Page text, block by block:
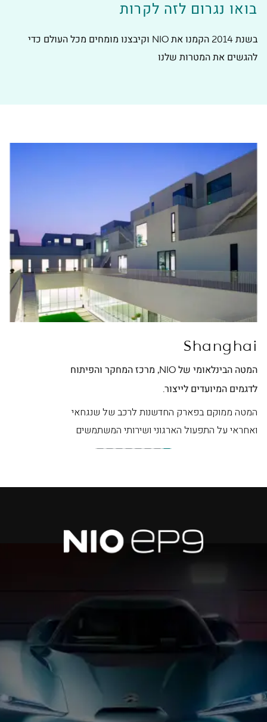
בואו נגרום לזה לקרות
בשנת 2014 הקמנו את NIO וקיבצנו מומחים מכל העולם כדי
להגשים את המטרות שלנו
Shanghai
המטה הבינלאומי של NIO, מרכז המחקר והפיתוח
לדגמים המיועדים לייצור.
המטה ממוקם בפארק החדשנות לרכב של שנגחאי
ואחראי על התפעול הארגוני ושירותי המשתמשים